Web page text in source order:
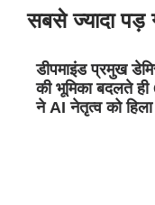
सबसे ज्यादा पड़
डीपमाइंड प्रमुख
की भूमिका बदलते
ने AI नेतृत्व को हिला